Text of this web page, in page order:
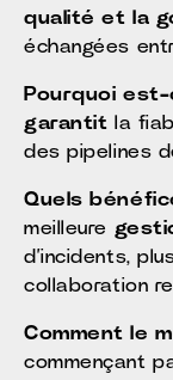
qualité et la
échangées
Pourquoi
garantit la
des pipelines
Quels
meilleure
d’incidents,
collaboration
Comment le
commençant